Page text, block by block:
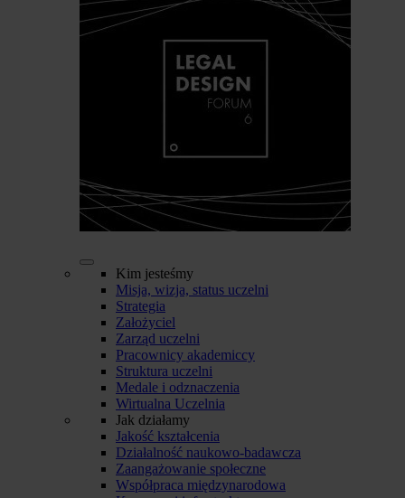
Kim jesteśmy
Misja, wizja, status uczelni
Strategia
Założyciel
Zarząd uczelni
Pracownicy akademiccy
Struktura uczelni
Medale i odznaczenia
Wirtualna Uczelnia
Jak działamy
Jakość kształcenia
Działalność naukowo-badawcza
Zaangażowanie społeczne
Współpraca międzynarodowa